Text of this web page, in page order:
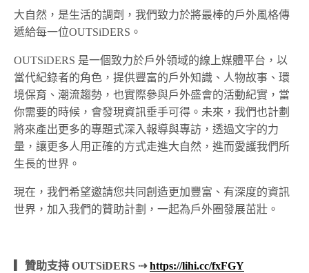
大自然，是生活的調劑，我們致力於將最棒的戶外風格傳
遞給每一位OUTSiDERS。
OUTSiDERS 是一個致力於戶外領域的線上媒體平台，以
當代紀錄者的角色，提供豐富的戶外知識、人物故事、環
境保育、潮流趨勢，也實際參與戶外盛會的活動紀實，當
你需要的時候，會發現資訊垂手可得。未來，我們也計劃
將來產出更多的專題式深入報導與專訪，透過文字的力
量，讓更多人用正確的方式走進大自然，進而愛護我們所
生長的世界。
現在，我們希望邀請您共同創造更加豐富、有深度的資訊
世界，加入我們的贊助計劃，一起為戶外圈發展茁壯。
▎贊助支持 OUTSiDERS ⇢https://lihi.cc/fxFGY